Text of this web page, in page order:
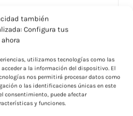
también
Configura tus
utilizamos tecnologías como las
a la información del dispositivo. El
nos permitirá procesar datos como
o las identificaciones únicas en este
consentimiento, puede afectar
y funciones.
Este
producto
tiene
múltiples
variantes.
Detalles